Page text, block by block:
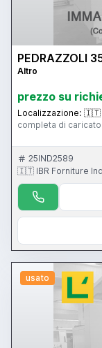
PEDRAZZOLI
Altro
prezzo su
Localizzazione: 🇮🇹
completa di
25IND2589
🇮🇹 IBR Forniture
usato